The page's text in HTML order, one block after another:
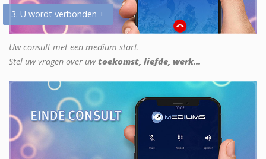
3. U wordt verbonden +
Uw consult met een medium start.
Stel uw vragen over uwtoekomst, liefde, werk...